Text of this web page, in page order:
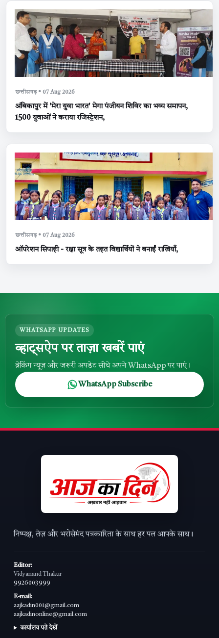
छत्तीसगढ़ • 07 Aug 2026
अंबिकापुर में 'मेरा युवा भारत' मेगा पंजीयन शिविर का भव्य समापन,
1500 युवाओं ने कराया रजिस्ट्रेशन,
छत्तीसगढ़ • 07 Aug 2026
ऑपरेशन सिपाही - रक्षा सूत्र के तहत विद्यार्थियों ने बनाईं राखियाँ,
WHATSAPP UPDATES
व्हाट्सऐप पर ताज़ा खबरें पाएं
ब्रेकिंग न्यूज़ और जरूरी अपडेट सीधे अपने WhatsApp पर पाएं।
WhatsApp Subscribe
निष्पक्ष, तेज़ और भरोसेमंद पत्रकारिता के साथ हर पल आपके साथ।
Editor:
Vidyanand Thakur
9926003999
E-mail:
aajkadin001@gmail.com
aajkadinonline@gmail.com
कार्यालय पते देखें